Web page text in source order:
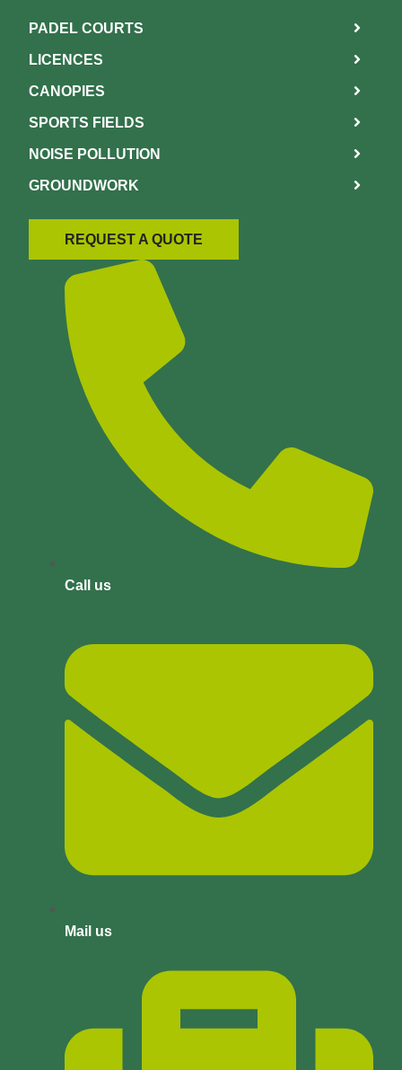
PADEL COURTS
LICENCES
CANOPIES
SPORTS FIELDS
NOISE POLLUTION
GROUNDWORK
REQUEST A QUOTE
Call us
Mail us